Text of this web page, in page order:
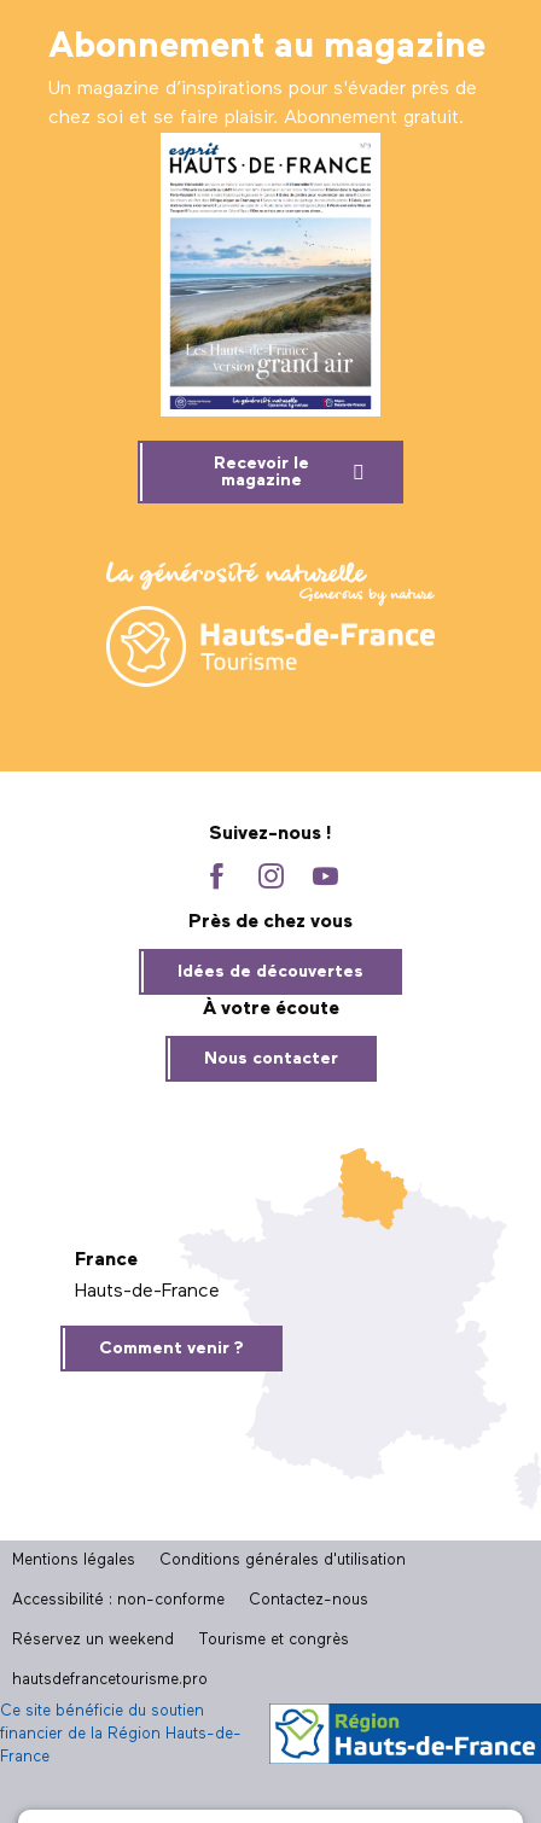
Abonnement au magazine
Un magazine d’inspirations pour s'évader près de
chez soi et se faire plaisir. Abonnement gratuit.
Recevoir le
magazine
Suivez-nous !
Près de chez vous
Idées de découvertes
À votre écoute
Nous contacter
France
Hauts-de-France
Comment venir ?
Mentions légales Conditions générales d'utilisation
Accessibilité : non-conforme Contactez-nous
Réservez un weekend Tourisme et congrès
hautsdefrancetourisme.pro
Ce site bénéficie du soutien
financier de la Région Hauts-de-
France